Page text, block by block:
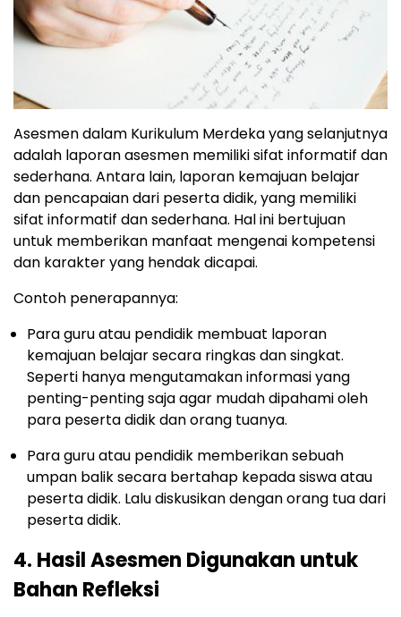
Asesmen dalam Kurikulum Merdeka yang selanjutnya
adalah laporan asesmen memiliki sifat informatif dan
sederhana. Antara lain, laporan kemajuan belajar
dan pencapaian dari peserta didik, yang memiliki
sifat informatif dan sederhana. Hal ini bertujuan
untuk memberikan manfaat mengenai kompetensi
dan karakter yang hendak dicapai.
Contoh penerapannya:
Para guru atau pendidik membuat laporan
kemajuan belajar secara ringkas dan singkat.
Seperti hanya mengutamakan informasi yang
penting-penting saja agar mudah dipahami oleh
para peserta didik dan orang tuanya.
Para guru atau pendidik memberikan sebuah
umpan balik secara bertahap kepada siswa atau
peserta didik. Lalu diskusikan dengan orang tua dari
peserta didik.
4. Hasil Asesmen Digunakan untuk
Bahan Refleksi